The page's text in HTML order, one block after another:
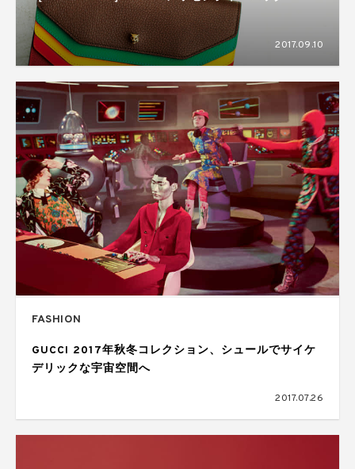
2017.09.10
FASHION
GUCCI 2017年秋冬コレクション、シュールでサイケ
デリックな宇宙空間へ
2017.07.26